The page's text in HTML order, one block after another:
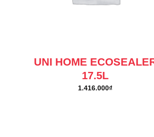
UNI HOME
17.5L
1.416.000₫